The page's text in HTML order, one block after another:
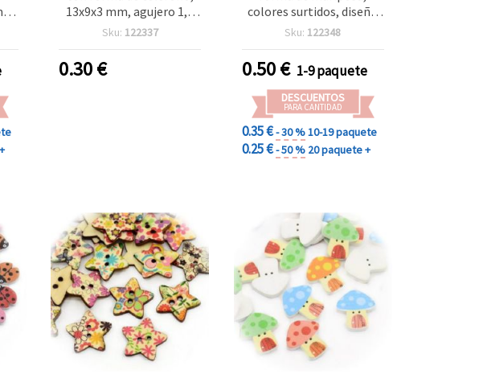
13x9x3 mm, agujero 1,5
mm – Pack de 10 uds para
decoración
Sku: 122337
0.30€
colores surtidos, diseño
plano, 17x23x2 mm,
10 unidades
Sku: 122348
0.50€ 1-9 paquete
DESCUENTOS
PARA CANTIDAD
0.35 €- 30 %10-19 paquete
0.25 €- 50 % 20 paquete +